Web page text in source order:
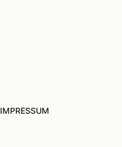
IMPRESSUM